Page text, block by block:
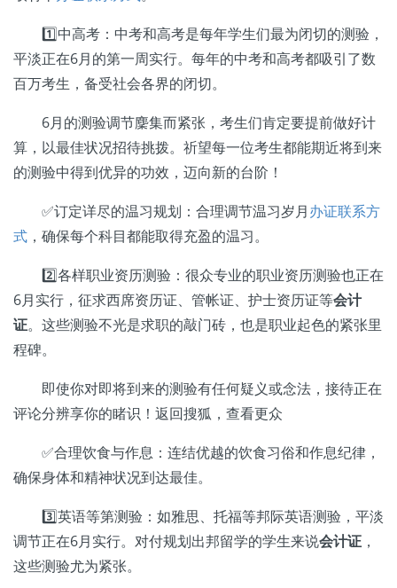
1️⃣中高考：中考和高考是每年学生们最为闭切的测验，
平淡正在6月的第一周实行。每年的中考和高考都吸引了数
百万考生，备受社会各界的闭切。
6月的测验调节麇集而紧张，考生们肯定要提前做好计
算，以最佳状况招待挑拨。祈望每一位考生都能期近将到来
的测验中得到优异的功效，迈向新的台阶！
✅订定详尽的温习规划：合理调节温习岁月办证联系方
式 ，确保每个科目都能取得充盈的温习。
2️⃣各样职业资历测验：很众专业的职业资历测验也正在
6月实行，征求西席资历证、管帐证、护士资历证等会计
证。这些测验不光是求职的敲门砖，也是职业起色的紧张里
程碑。
即使你对即将到来的测验有任何疑义或念法，接待正在
评论分辨享你的睹识！返回搜狐，查看更众
✅合理饮食与作息：连结优越的饮食习俗和作息纪律，
确保身体和精神状况到达最佳。
3️⃣英语等第测验：如雅思、托福等邦际英语测验，平淡
调节正在6月实行。对付规划出邦留学的学生来说会计证 ，
这些测验尤为紧张。